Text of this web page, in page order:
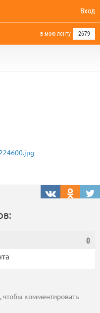
Вход
в мою ленту 2679
0
, чтобы комментировать